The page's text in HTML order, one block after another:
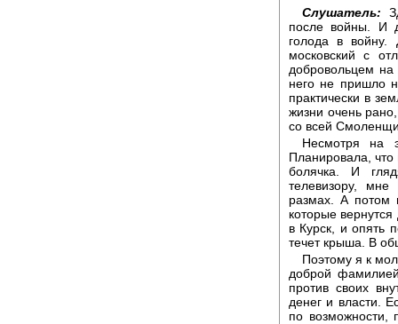
Слушатель:
после войны. И
голода в войну.
московский с
добровольцем
него не пришло
практически в
жизни очень
со всей
Несмотря на
Планировала,
болячка. И
телевизору,
размах. А потом
которые
в Курск, и опять
течет крыша. В
Поэтому я к
доброй
против своих
денег и власти.
по возможности,